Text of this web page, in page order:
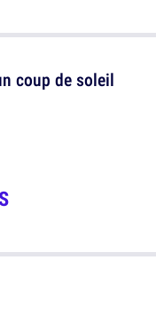
coup de soleil